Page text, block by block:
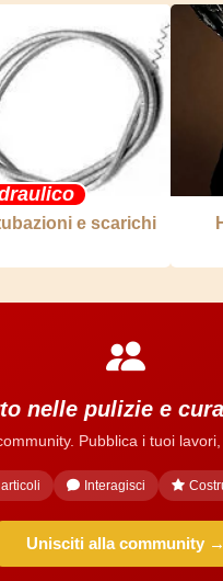
e scarichi
nelle pulizie e
Pubblica i tuoi
Interagisci
Unisciti alla community →